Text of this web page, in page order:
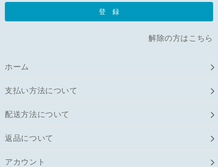
解除の方はこちら
ホーム
支払い方法について
配送方法について
返品について
アカウント